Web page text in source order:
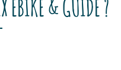
EBIKE & GUIDE ?